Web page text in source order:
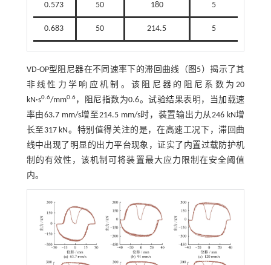
0.573 50 180 5
0.683 50 214.5 5
VD-OP型阻尼器在不同速率下的滞回曲线（ 图5）揭示了其
非线性力学响应机制。该阻尼器的阻尼系数为20
kN·s0.6/mm0.6，阻尼指数为0.6。试验结果表明，当加载速
率由63.7 mm/s增至214.5 mm/s时，装置输出力从246 kN增
长至317 kN。特别值得关注的是，在高速工况下，滞回曲
线中出现了明显的出力平台现象，证实了内置过载防护机
制的有效性，该机制可将装置最大应力限制在安全阈值
内。